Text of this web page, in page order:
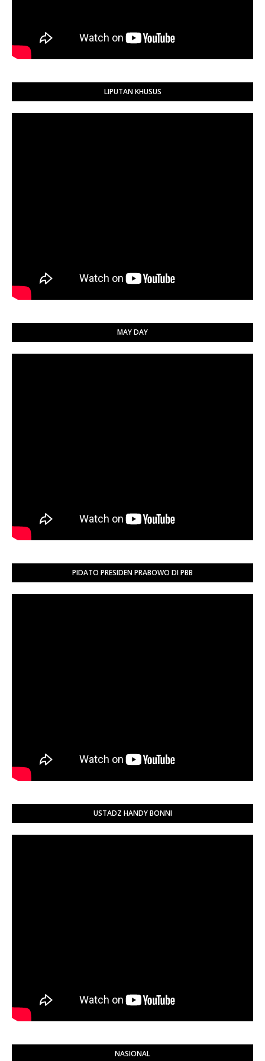
LIPUTAN KHUSUS
MAY DAY
PIDATO PRESIDEN PRABOWO DI PBB
USTADZ HANDY BONNI
NASIONAL